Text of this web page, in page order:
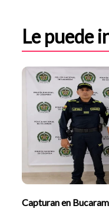
Le puede
Capturan en